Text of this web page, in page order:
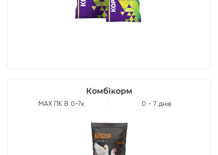
Комбікорм
МАХ ПК В 0-7к 0 - 7 днів